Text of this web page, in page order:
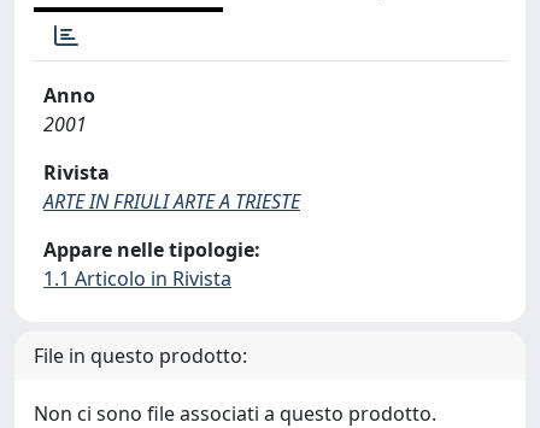
Anno
2001
Rivista
ARTE IN FRIULI ARTE A TRIESTE
Appare nelle tipologie:
1.1 Articolo in Rivista
File in questo prodotto:
Non ci sono file associati a questo prodotto.